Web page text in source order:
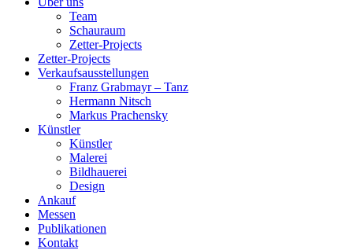
Team
Schauraum
Zetter-Projects
Zetter-Projects
Verkaufsausstellungen
Franz Grabmayr – Tanz
Hermann Nitsch
Markus Prachensky
Künstler
Künstler
Malerei
Bildhauerei
Design
Ankauf
Messen
Publikationen
Kontakt